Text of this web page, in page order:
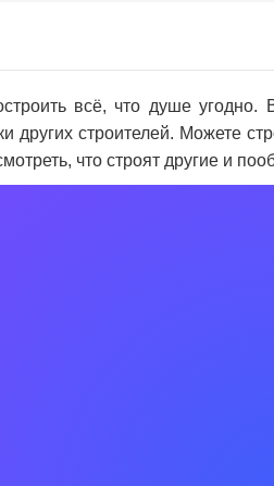
всё, что душе
других строителей. Можете
что строят другие и